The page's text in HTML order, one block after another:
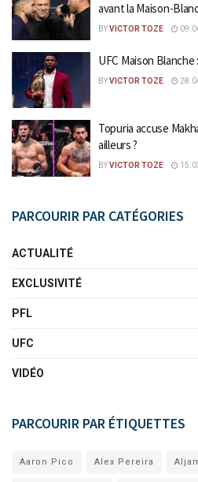
avant la Maison-
BYVICTOR TOZE
UFC Maison
BYVICTOR TOZE
Topuria accuse
ailleurs ?
BYVICTOR TOZE
PARCOURIR PAR CATÉGORIES
ACTUALITÉ
EXCLUSIVITÉ
PFL
UFC
VIDÉO
PARCOURIR PAR ÉTIQUETTES
Aaron Pico Alex Pereira